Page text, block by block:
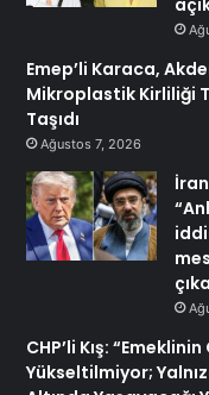
Emep’li Karaca,
Mikroplastik Kirliliği
Taşıdı
Ağustos 7, 2026
CHP’li Kış:
Yükseltilmiyor;